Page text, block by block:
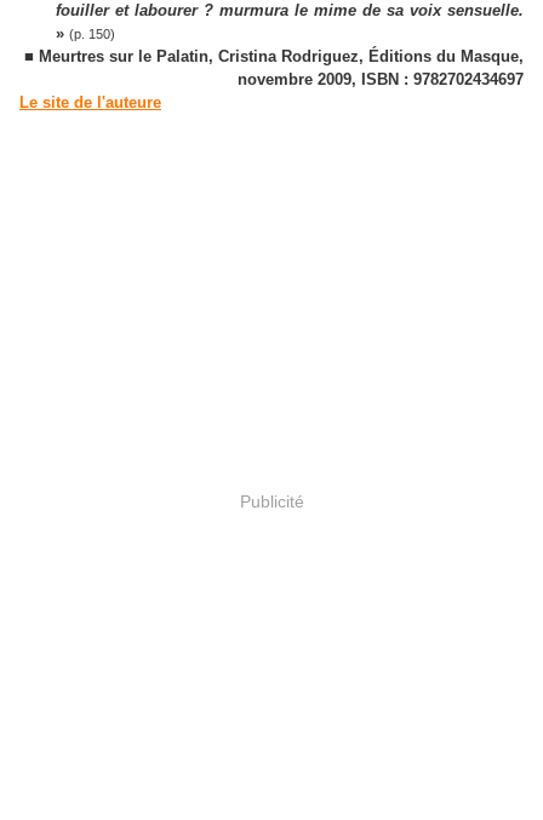
fouiller et labourer ? murmura le mime de sa voix sensuelle.
» (p. 150)
■ Meurtres sur le Palatin, Cristina Rodriguez, Éditions du Masque,
novembre 2009, ISBN : 9782702434697
Le site de l'auteure
Publicité